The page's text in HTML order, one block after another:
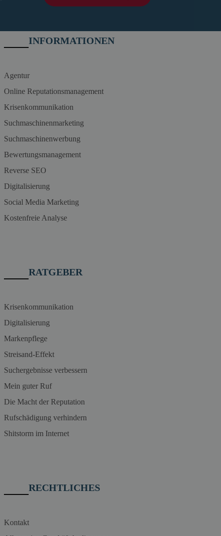
INFORMATIONEN
Agentur
Online Reputationsmanagement
Krisenkommunikation
Suchmaschinenmarketing
Suchmaschinenwerbung
Bewertungsmanagement
Reverse SEO
Digitalisierung
Social Media Marketing
Kostenfreie Analyse
RATGEBER
Krisenkommunikation
Digitalisierung
Markenpflege
Streisand-Effekt
Suchergebnisse verbessern
Mein guter Ruf
Die Macht der Reputation
Rufschädigung verhindern
Shitstorm im Internet
RECHTLICHES
Kontakt